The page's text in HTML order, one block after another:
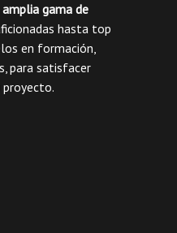
amplia gama de
hasta top
en formación,
para satisfacer
proyecto.